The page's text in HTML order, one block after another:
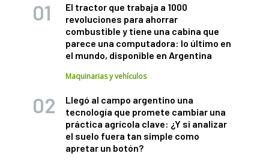
El tractor que trabaja a 1000
revoluciones para ahorrar
combustible y tiene una cabina que
parece una computadora: lo último en
el mundo, disponible en Argentina
Maquinarias y vehículos
Llegó al campo argentino una
tecnología que promete cambiar una
práctica agrícola clave: ¿Y si analizar
el suelo fuera tan simple como
apretar un botón?